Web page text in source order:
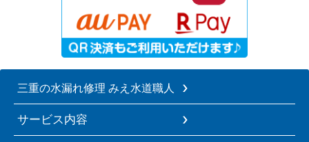
三重の水漏れ修理 みえ水道職人
サービス内容